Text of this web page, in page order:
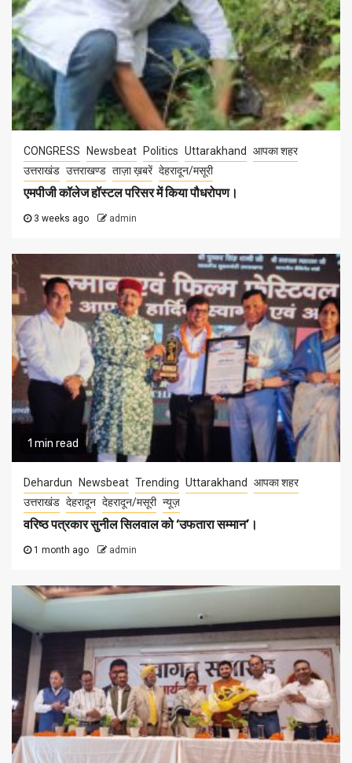
CONGRESS Newsbeat Politics Uttarakhand
आपका शहर
उत्तराखंड उत्तराखण्ड ताज़ा ख़बरें देहरादून/मसूरी
एमपीजी कॉलेज हॉस्टल परिसर में किया पौधरोपण।
3 weeks ago admin
1 min read
Dehardun Newsbeat Trending Uttarakhand
आपका शहर
उत्तराखंड देहरादून देहरादून/मसूरी न्यूज़
वरिष्ठ पत्रकार सुनील सिलवाल को ‘उफतारा सम्मान’।
1 month ago admin